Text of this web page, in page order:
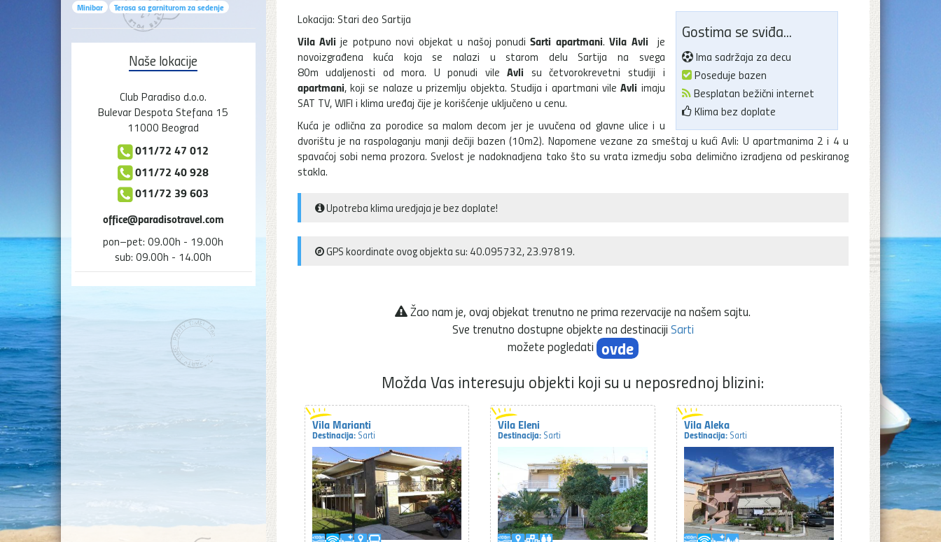
Gostima se sviđa...
Ima sadržaja za decu
Poseduje bazen
Besplatan bežični internet
Klima bez doplate
Lokacija: Stari deo Sartija
Vila Avli je potpuno novi objekat u našoj ponudiSarti apartmani.Vila Avli je
novoizgrađena kuća koja se nalazi u starom delu Sartija na svega
80m udaljenosti od mora. U ponudi vileAvli su četvorokrevetni studiji i
apartmani, koji se nalaze u prizemlju objekta. Studija i apartmani vileAvli imaju
SAT TV, WIFI i klima uređaj čije je korišćenje uključeno u cenu.
Kuća je odlična za porodice sa malom decom jer je uvučena od glavne ulice i u
dvorištu je na raspolaganju manji dečiji bazen (10m2). Napomene vezane za smeštaj u kući Avli: U apartmanima 2 i 4 u
spavaćoj sobi nema prozora. Svelost je nadoknadjena tako što su vrata izmedju soba delimično izradjena od peskiranog
stakla.
Upotreba klima uredjaja je bez doplate!
GPS koordinate ovog objekta su: 40.095732, 23.97819.
Žao nam je, ovaj objekat trenutno ne prima rezervacije na našem sajtu.
Sve trenutno dostupne objekte na destinaciji Sarti
možete pogledati ovde
Možda Vas interesuju objekti koji su u neposrednoj blizini:
Vila Marianti
Destinacija: Sarti
Vila Eleni
Destinacija: Sarti
Vila Aleka
Destinacija: Sarti
Minibar Terasa sa garniturom za sedenje
Naše lokacije
Club Paradiso d.o.o.
Bulevar Despota Stefana 15
11000 Beograd
011/72 47 012
011/72 40 928
011/72 39 603
office@paradisotravel.com
pon–pet: 09.00h - 19.00h
sub: 09.00h - 14.00h